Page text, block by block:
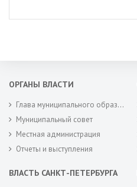
ОРГАНЫ ВЛАСТИ
Глава муниципального образования
Муниципальный совет
Местная администрация
Отчеты и выступления
ВЛАСТЬ САНКТ-ПЕТЕРБУРГА